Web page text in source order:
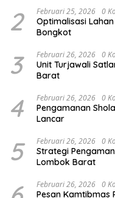
2 Februari 25, 2026 0
Optimalisasi
Bongkot
3 Februari 26, 2026 0
Unit Turjawali
Barat
4 Februari 26, 2026 0
Pengamanan
Lancar
5 Februari 26, 2026 0
Strategi
Lombok Barat
Februari 26, 2026 0
Pesan Kamtibmas